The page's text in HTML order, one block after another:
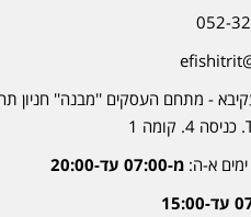
4 אור עקיבא - מתחם העסקים ''מבנה'' חניון
א-ה: מ-07:00 עד-20:00